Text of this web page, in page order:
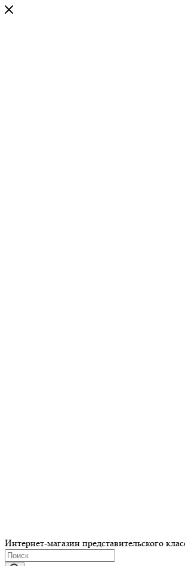
Интернет-магазин представительского